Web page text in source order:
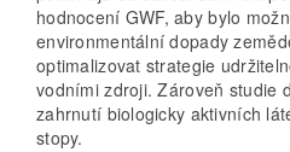
hodnocení GWF, aby bylo
environmentální dopady
optimalizovat strategie
vodními zdroji. Zároveň studie
zahrnutí biologicky aktivních
stopy.